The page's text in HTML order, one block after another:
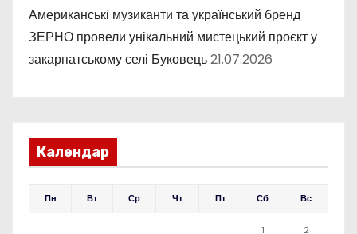
Американські музиканти та український бренд
ЗЕРНО провели унікальний мистецький проєкт у
закарпатському селі Буковець21.07.2026
Календар
Пн Вт Ср Чт Пт Сб Вс
1 2